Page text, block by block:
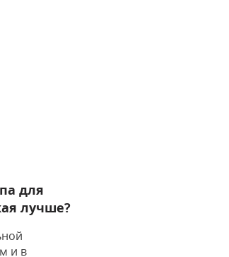
для
лучше?
и в